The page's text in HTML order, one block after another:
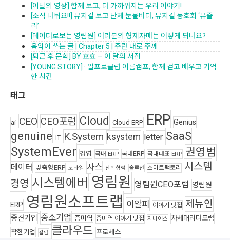
[이달의 영상] 함께 보고, 더 가까워지는 우리 이야기!
[소식 나눠요!!] 뮤지컬 보고 단체 눈물바다, 뮤지컬 동호회 ‘뮤즐
리’
[데이터로보는 영림원] 여러분의 형제자매는 어떻게 되나요?
음악이 쓰는 글 | Chapter 5 | 주란 대로 주께
[퇴근 후 문학] BY 효효 – 이 달의 서점
[YOUNG STORY] · 일프로클럽 여름캠프, 함께 걷고 배우고 기억
한 시간
태그
ai CEO CEO포럼 Cloud Cloud ERP ERP Genius
genuine IT K.System ksystem letter SaaS
SystemEver 경영 국내 ERP 국내ERP 국내대표 ERP 권영범
데이터 맞춤형ERP 모바일 사스 산학협력 솔루션 스마트팩토리 시스템
경영 시스템에버 영림원 영림원CEO포럼 영림원
ERP 영림원소프트랩 이알피 이야기 맛집 제뉴인
중견기업 중소기업 증미역 증미역 이야기 맛집 지니어스 차세대리더포럼
착한기업 칼럼 클라우드 프로세스